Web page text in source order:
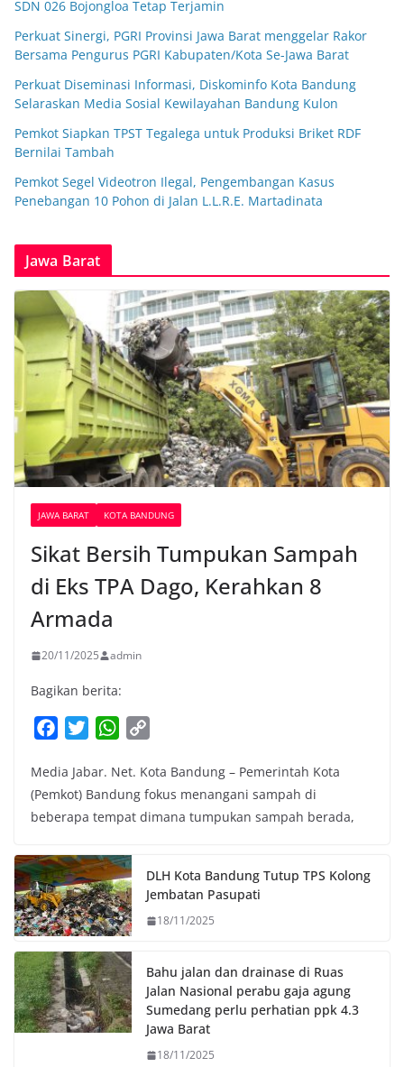
SDN 026 Bojongloa Tetap Terjamin
Perkuat Sinergi, PGRI Provinsi Jawa Barat menggelar Rakor
Bersama Pengurus PGRI Kabupaten/Kota Se-Jawa Barat
Perkuat Diseminasi Informasi, Diskominfo Kota Bandung
Selaraskan Media Sosial Kewilayahan Bandung Kulon
Pemkot Siapkan TPST Tegalega untuk Produksi Briket RDF
Bernilai Tambah
Pemkot Segel Videotron Ilegal, Pengembangan Kasus
Penebangan 10 Pohon di Jalan L.L.R.E. Martadinata
Jawa Barat
JAWA BARAT KOTA BANDUNG
Sikat Bersih Tumpukan Sampah
di Eks TPA Dago, Kerahkan 8
Armada
20/11/2025 admin
Bagikan berita:
c
e
b
o
k
i
t
t
r
W
a
t
s
p
p
p
y
L
n
k
Media Jabar. Net. Kota Bandung – Pemerintah Kota
(Pemkot) Bandung fokus menangani sampah di
beberapa tempat dimana tumpukan sampah berada,
DLH Kota Bandung Tutup TPS Kolong
Jembatan Pasupati
18/11/2025
Bahu jalan dan drainase di Ruas
Jalan Nasional perabu gaja agung
Sumedang perlu perhatian ppk 4.3
Jawa Barat
18/11/2025